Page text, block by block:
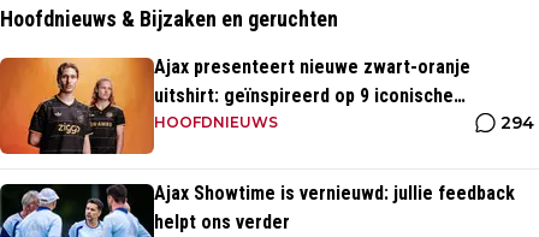
Hoofdnieuws & Bijzaken en geruchten
Ajax presenteert nieuwe zwart-oranje
uitshirt: geïnspireerd op 9 iconische
momenten uit clubhistorie
HOOFDNIEUWS 294
Ajax Showtime is vernieuwd: jullie feedback
helpt ons verder